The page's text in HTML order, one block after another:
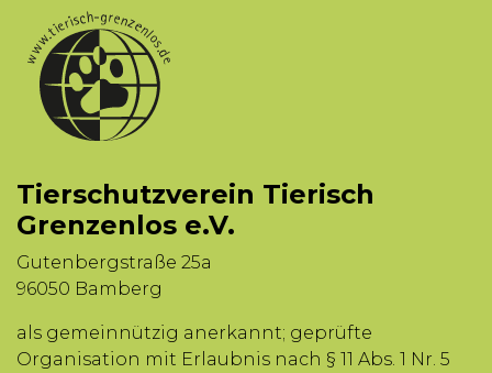
Tierschutzverein Tierisch
Grenzenlos e.V.
Gutenbergstraße 25a
96050 Bamberg
als gemeinnützig anerkannt; geprüfte
Organisation mit Erlaubnis nach § 11 Abs. 1 Nr. 5